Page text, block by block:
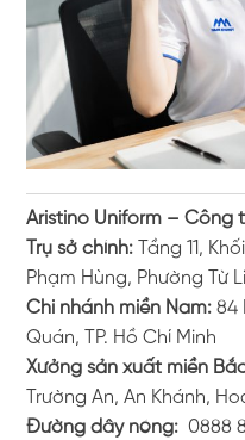
Aristino Uniform – Công
Trụ sở chính: Tầng 11,
Phạm Hùng, Phường Từ
Chi nhánh miền Nam: 84
Quán, TP. Hồ Chí Minh
Xưởng sản xuất miền
Trường An, An Khánh,
Đường dây nóng: 0888